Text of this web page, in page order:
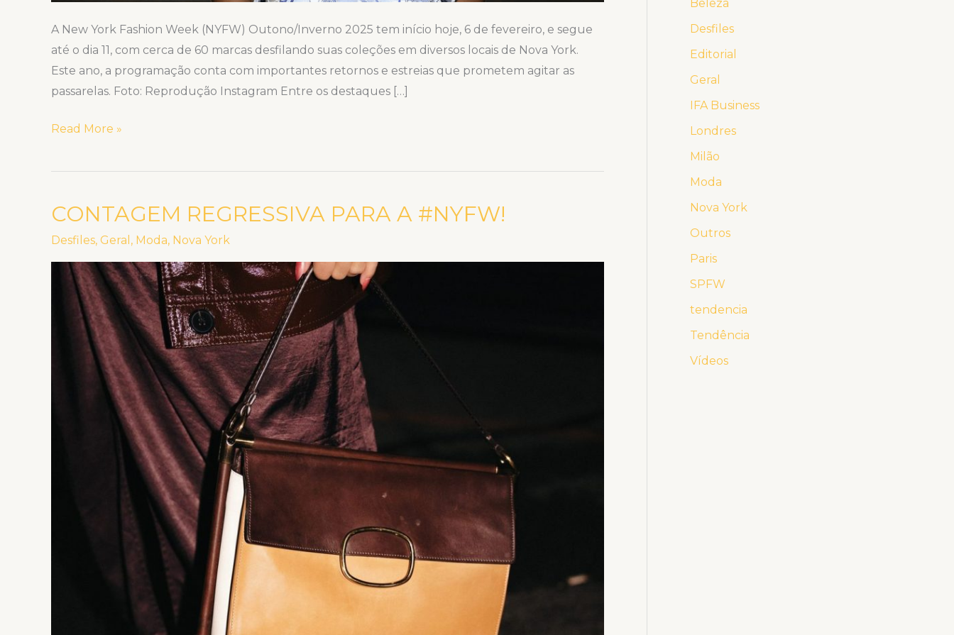
A New York Fashion Week (NYFW) Outono/Inverno 2025 tem início hoje, 6 de fevereiro, e segue
até o dia 11, com cerca de 60 marcas desfilando suas coleções em diversos locais de Nova York.
Este ano, a programação conta com importantes retornos e estreias que prometem agitar as
passarelas. Foto: Reprodução Instagram Entre os destaques […]
Read More »
CONTAGEM REGRESSIVA PARA A #NYFW!
Desfiles, Geral , Moda, Nova York
CONTAGEM
#NYFW!
Beleza
Desfiles
Editorial
Geral
IFA Business
Londres
Milão
Moda
Nova York
Outros
Paris
SPFW
tendencia
Tendência
Vídeos